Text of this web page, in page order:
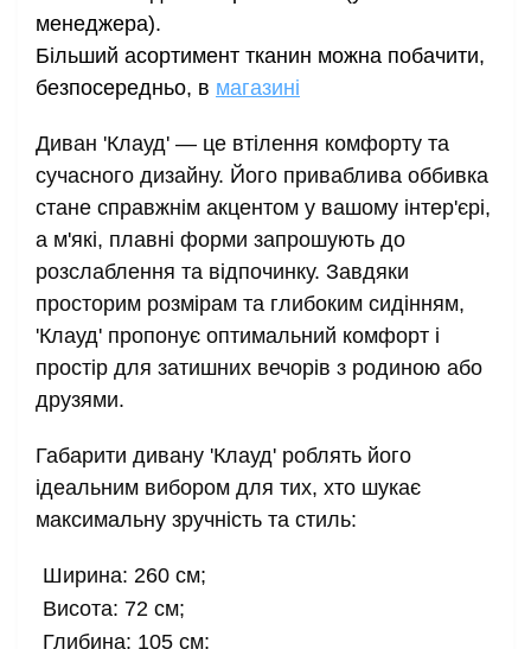
менеджера).
Більший асортимент тканин можна побачити,
безпосередньо, в магазині
Диван 'Клауд' — це втілення комфорту та
сучасного дизайну. Його приваблива оббивка
стане справжнім акцентом у вашому інтер'єрі,
а м'які, плавні форми запрошують до
розслаблення та відпочинку. Завдяки
просторим розмірам та глибоким сидінням,
'Клауд' пропонує оптимальний комфорт і
простір для затишних вечорів з родиною або
друзями.
Габарити дивану 'Клауд' роблять його
ідеальним вибором для тих, хто шукає
максимальну зручність та стиль:
Ширина: 260 см;
Висота: 72 см;
Глибина: 105 см;